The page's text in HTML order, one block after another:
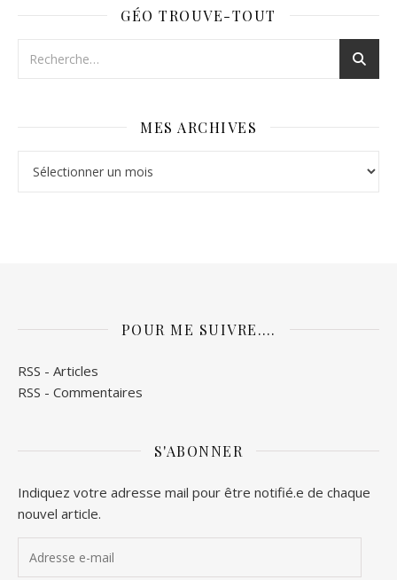
GÉO TROUVE-TOUT
MES ARCHIVES
POUR ME SUIVRE….
RSS - Articles
RSS - Commentaires
S'ABONNER
Indiquez votre adresse mail pour être notifié.e de chaque
nouvel article.